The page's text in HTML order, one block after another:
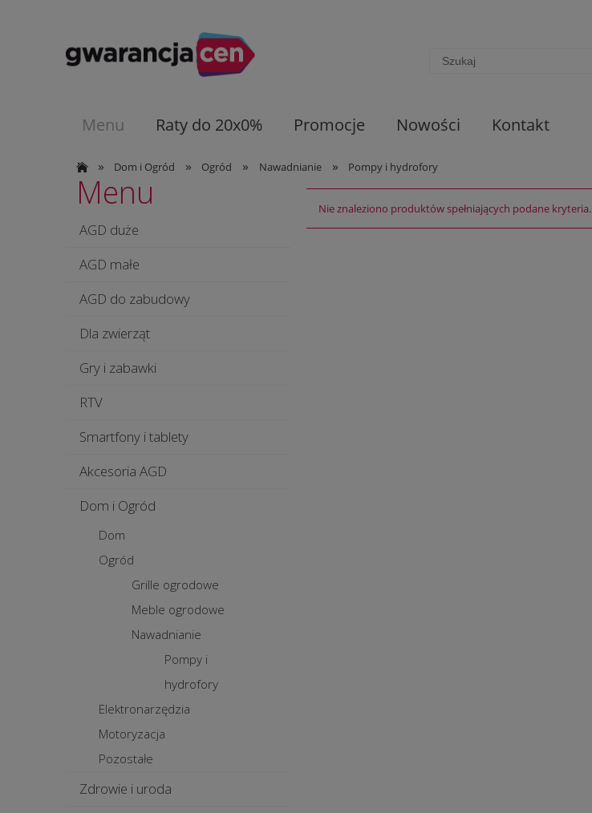
Menu Raty do 20x0% Promocje Nowości Kontakt
» Dom i Ogród » Ogród » Nawadnianie » Pompy i hydrofory
Menu
AGD duże
AGD małe
AGD do zabudowy
Dla zwierząt
Gry i zabawki
RTV
Smartfony i tablety
Akcesoria AGD
Dom i Ogród
Dom
Ogród
Grille ogrodowe
Meble ogrodowe
Nawadnianie
Pompy i
hydrofory
Elektronarzędzia
Motoryzacja
Pozostałe
Zdrowie i uroda
Nie znaleziono produktów spełniających podane kryteria.